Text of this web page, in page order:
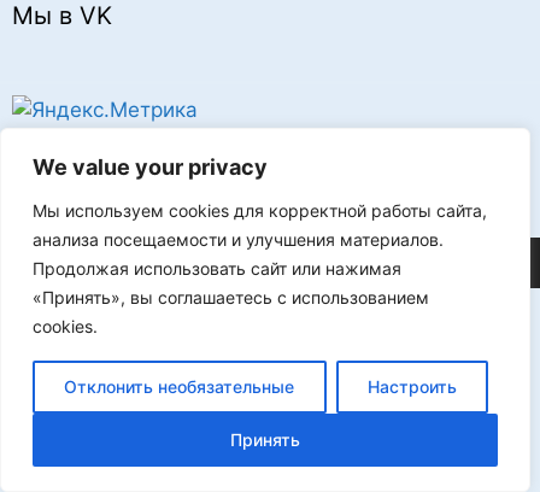
We value your privacy
Мы используем cookies для корректной работы сайта,
анализа посещаемости и улучшения материалов.
Продолжая использовать сайт или нажимая
«Принять», вы соглашаетесь с использованием
cookies.
Отклонить необязательные Настроить
Принять
Мы в VK
Реклама
©2026 FLProg